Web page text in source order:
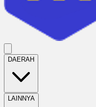
DAERAH
LAINNYA